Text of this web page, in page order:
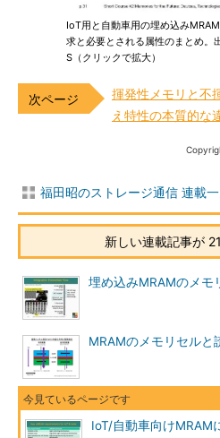
IoT用と自動車用の埋め込み
求と必要とされる属性のまとめ。
S（クリックで拡大）
揮発性メモリと不
え特性の本質的な
福田昭のストレージ通信 連載
新しい連載記事が
埋め込みMRAMのメモ
MRAMのメモリセルと
IoT/自動車向けMRAM